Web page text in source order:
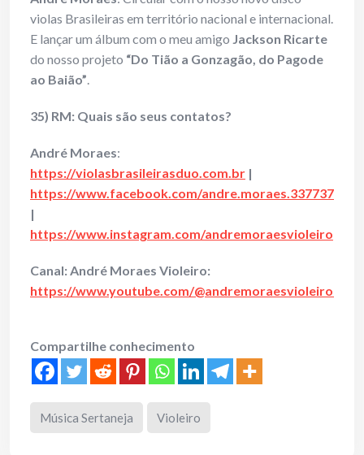
violas Brasileiras em território nacional e internacional.
E lançar um álbum com o meu amigo Jackson Ricarte
do nosso projeto “Do Tião a Gonzagão, do Pagode
ao Baião”
35) RM: Quais são seus contatos?
André Moraes:
https://violasbrasileirasduo.com.br |
https://www.facebook.com/andre.moraes.337737
|
https://www.instagram.com/andremoraesvioleiro
Canal: André Moraes Violeiro:
https://www.youtube.com/@andremoraesvioleiro130
Compartilhe conhecimento
Música Sertaneja Violeiro